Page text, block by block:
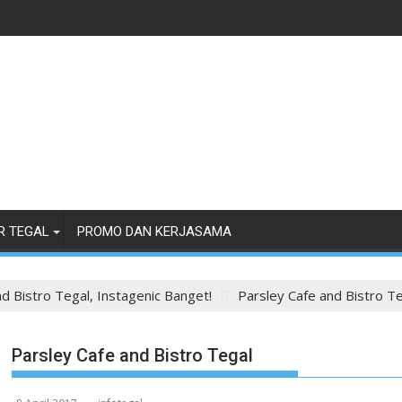
TEGAL PROMO DAN KERJASAMA
Bistro Tegal, Instagenic Banget! Parsley Cafe and Bistro
Parsley Cafe and Bistro Tegal